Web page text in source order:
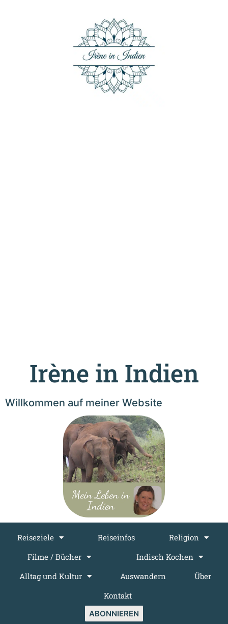
Irène in Indien
Willkommen auf meiner Website
Reiseziele Reiseinfos
Religion
Filme / Bücher
Indisch Kochen
Alltag und Kultur
Auswandern
Über
Kontakt
ABONNIEREN